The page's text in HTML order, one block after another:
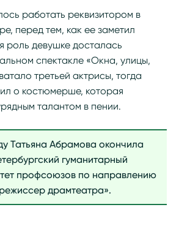
работать реквизитором в
перед тем, как ее заметил
роль девушке досталась
спектакле «Окна, улицы,
третьей актрисы, тогда
о костюмерше, которая
талантом в пении.
Татьяна Абрамова окончила
гуманитарный
профсоюзов по направлению
драмтеатра».